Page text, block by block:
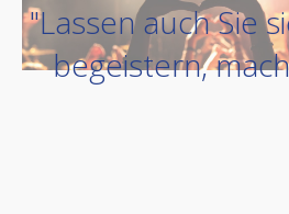
"Lassen auch Sie
begeistern,